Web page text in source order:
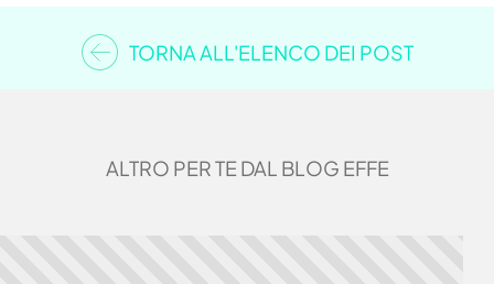
TORNA ALL'ELENCO DEI POST
ALTRO PER TE DAL BLOG EFFE